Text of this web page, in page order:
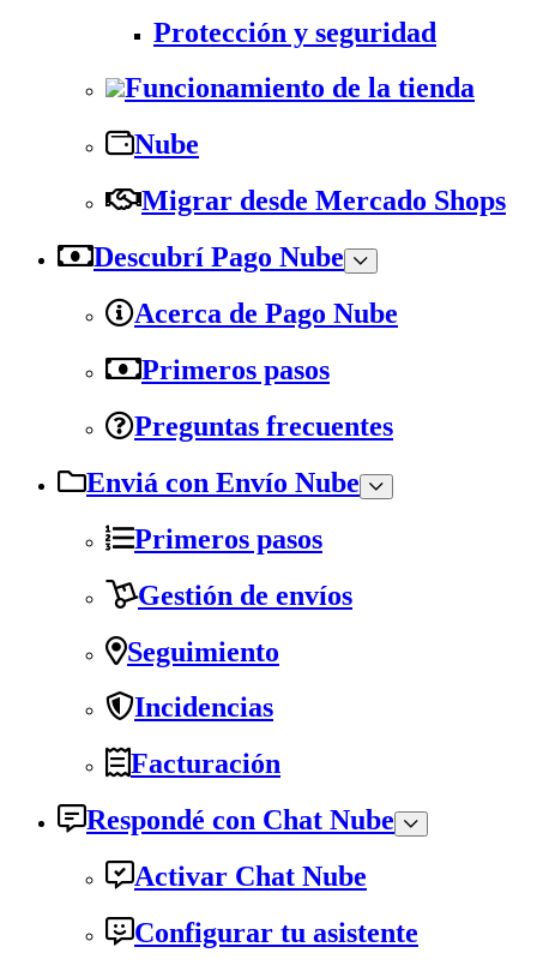
Protección y seguridad
Funcionamiento de la tienda
Nube
Migrar desde Mercado Shops
Descubrí Pago Nube
Acerca de Pago Nube
Primeros pasos
Preguntas frecuentes
Enviá con Envío Nube
Primeros pasos
Gestión de envíos
Seguimiento
Incidencias
Facturación
Respondé con Chat Nube
Activar Chat Nube
Configurar tu asistente